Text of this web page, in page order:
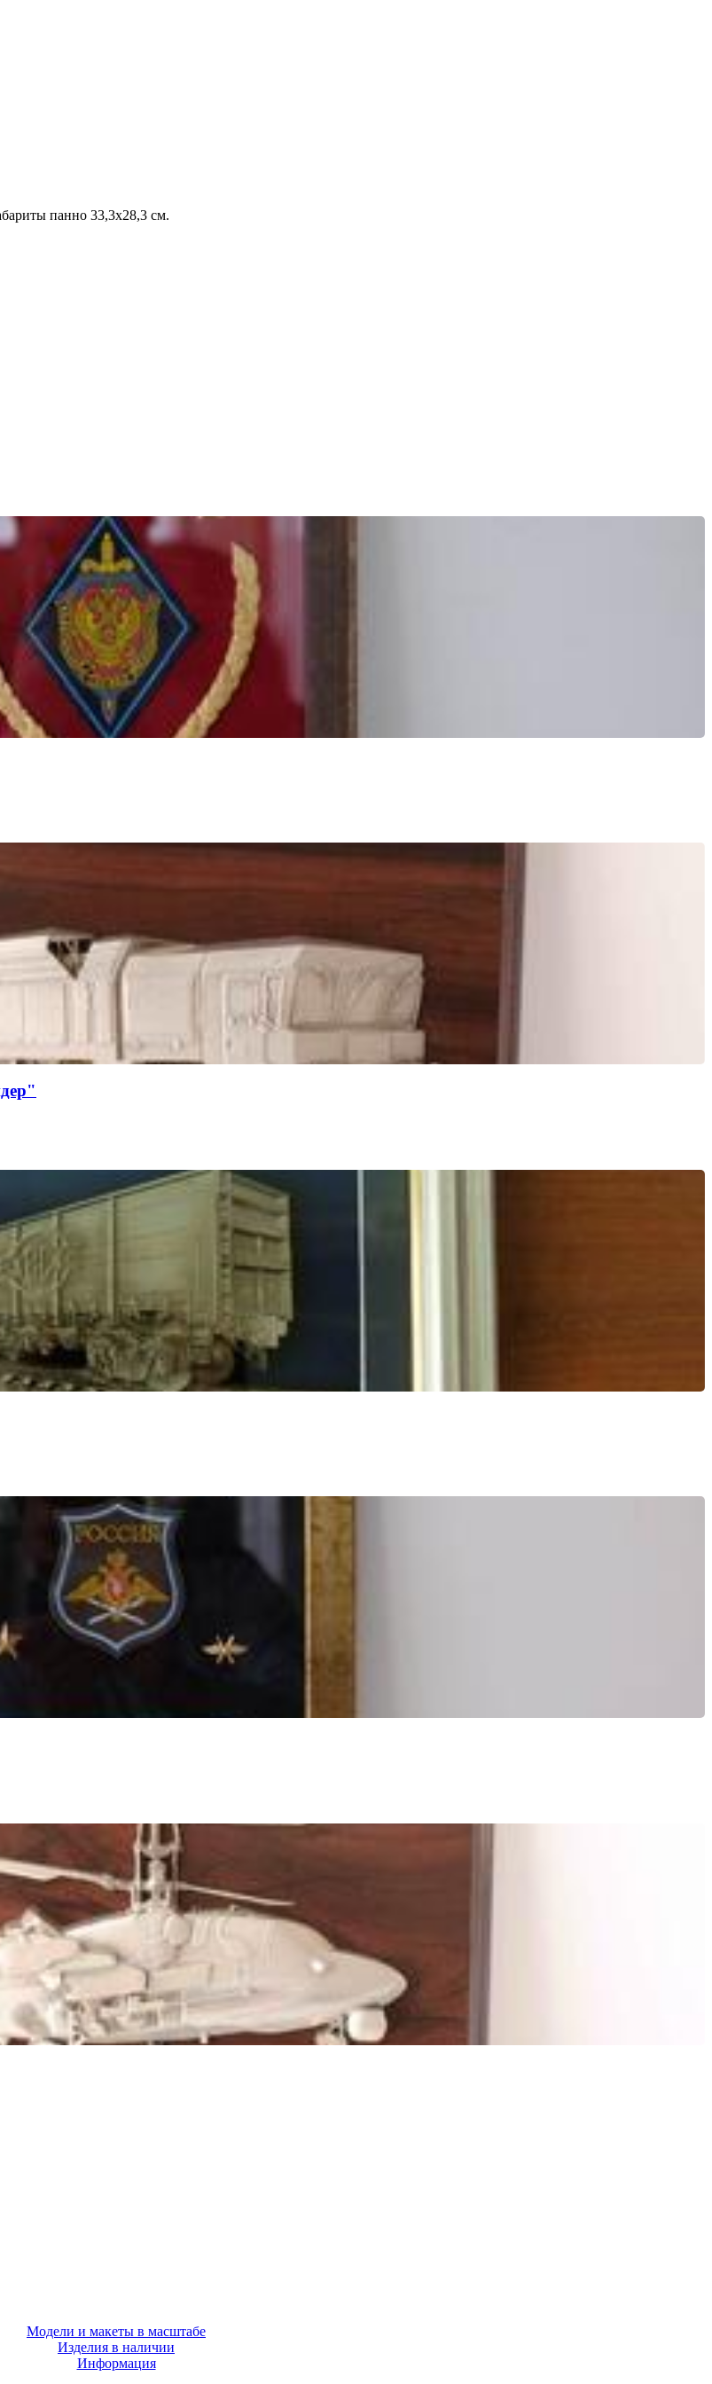
панно 33,3х28,3 см.
Модели и макеты в масштабе
Изделия в наличии
Информация